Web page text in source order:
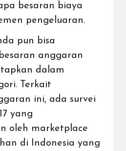
besaran biaya
pengeluaran.
pun bisa
anggaran
dalam
Terkait
ini, ada survei
yang
oleh marketplace
di Indonesia yang